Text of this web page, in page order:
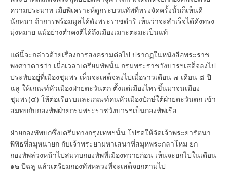
ความประมาท เมื่อพิเคราะห์ดูกระบวนทัพที่ทรงจัดครั้งนั้นก็เห็นดี
นักหนา ถ้าการพร้อมมูลได้ดังพระราชดำริ เห็นว่าจะสำเร็จได้ดังทรง
มุ่งหมาย แม้อย่างต่ำคงตีได้ถึงเมืองเมาะตะมะเป็นแท้
แต่นี้จะกล่าวด้วยเรื่องการสงครามต่อไป ปรากฏในหนังสือพระราช
พงศาวดารว่า เมื่อเวลาเตรียมทัพนั้น กรมพระราชวังบวรฯเสด็จลงไป
ประทับอยู่ที่เมืองชุมพร เห็นจะเสด็จลงไปเมื่อราวเดือน ๗ เดือน ๘ ปี
ฉลู ให้เกณฑ์หัวเมืองฝ่ายตะวันตก ตั้งแต่เมืองไทรขึ้นมาจนเมือง
ชุมพร(๔) ให้ต่อเรือรบและเกณฑ์คนหัวเมืองปักษ์ใต้ฝ่ายตะวันตก เข้า
สมทบกับกองทัพฝ่ายกรมพระราชวังบวรฯเป็นกองทัพเรือ
ฝ่ายกองทัพบกซึ่งเตรีมทางกรุงเทพฯนั้น โปรดให้จัดเจ้าพระยารัตนา
พิพิธที่สมุหนายก กับเจ้าพระยามหาเสนาที่สมุหพระกลาโหม ยก
กองทัพล่วงหน้าไปสมทบกองทัพที่เมืองทวายก่อน เห็นจะยกไปในเดือน
๑๒ ปีฉลู แล้วเตรียมกองทัพหลวงที่จะเสด็จยกตามไป